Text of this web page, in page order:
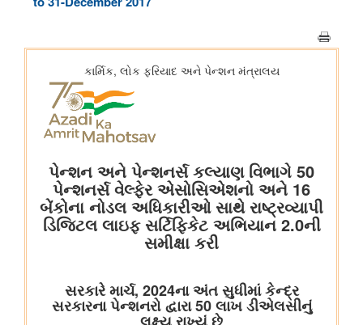
अंतरिक्ष विभाग
डॉ. जितेंद्र सिंह ने राज्यसभा को गगनयान मिशन और भारत के मानव अंतरिक्ष
अन्वेषण रोडमैप की प्रमुख उपलब्धियों की जानकारी दी
संसद प्रश्न: वैश्विक प्रक्षेपण बाजार में भारत की स्थिति
संसद प्रश्न: अंतरिक्ष प्रौद्योगिकी का विकास
संसद प्रश्न: जम्मू-कश्मीर में इसरो समर्थित अंतरिक्ष प्रौद्योगिकी के अनुप्रयोग
कोयला मंत्रालय
भुवनेश्वरी ओसीपी: नवाचार से उत्पादन को शक्ति और स्थिरता से विकास को
आकार
कोयला मंत्रालय की सलाहकार समिति ने वाणिज्यिक कोयला खनन सुधारों और
निजी क्षेत्र की भागीदारी को बढ़ावा देने पर चर्चा की
वाणिज्‍य एवं उद्योग मंत्रालय
अमेरिका से ईंधन मिश्रण के लिए एथेनॉल के आयात पर कोई छूट या